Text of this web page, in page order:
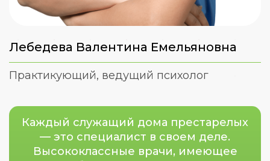
Лебедева Валентина Емельяновна
Практикующий, ведущий психолог
Каждый служащий дома престарелых
— это специалист в своем деле.
Высококлассные врачи, имеющее